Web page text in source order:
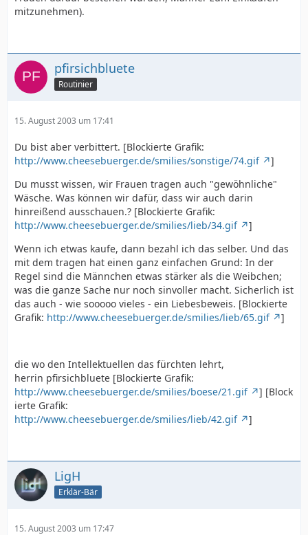
mitzunehmen).
pfirsichbluete
Routinier
15. August 2003 um 17:41
Du bist aber verbittert. [Blockierte Grafik:
http://www.cheesebuerger.de/smilies/sonstige/74.gif
]
Du musst wissen, wir Frauen tragen auch "gewöhnliche"
Wäsche. Was können wir dafür, dass wir auch darin
hinreißend ausschauen.? [Blockierte Grafik:
http://www.cheesebuerger.de/smilies/lieb/34.gif
]
Wenn ich etwas kaufe, dann bezahl ich das selber. Und das
mit dem tragen hat einen ganz einfachen Grund: In der
Regel sind die Männchen etwas stärker als die Weibchen;
was die ganze Sache nur noch sinvoller macht. Sicherlich ist
das auch - wie sooooo vieles - ein Liebesbeweis. [Blockierte
Grafik: http://www.cheesebuerger.de/smilies/lieb/65.gif ]
die wo den Intellektuellen das fürchten lehrt,
herrin pfirsichbluete [Blockierte Grafik:
http://www.cheesebuerger.de/smilies/boese/21.gif
] [Block
ierte Grafik:
http://www.cheesebuerger.de/smilies/lieb/42.gif
]
LigH
Erklär-Bär
15. August 2003 um 17:47